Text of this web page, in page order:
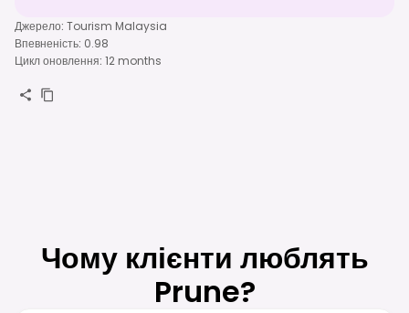
Джерело: Tourism Malaysia
Впевненість: 0.98
Цикл оновлення: 12 months
Чому клієнти люблять
Prune?